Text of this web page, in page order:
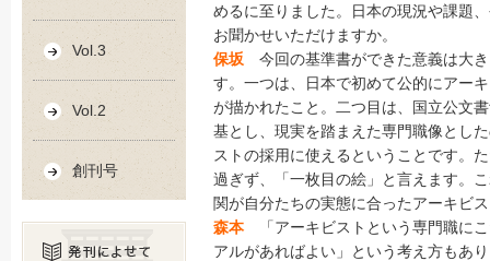
Vol.3
Vol.2
創刊号
めるに至りました。日本の現況や課題
お聞かせいただけますか。
保坂 今回の基準書ができた意義は大
す。一つは、日本で初めて公的にアー
が描かれたこと。二つ目は、国立公文
基とし、現実を踏まえた専門職像とし
ストの採用に使えるということです。
過ぎず、「一枚目の絵」と言えます。
関が自分たちの実態に合ったアーキビ
森本「アーキビストという専門職にこ
アルがあればよい」という考え方もあ